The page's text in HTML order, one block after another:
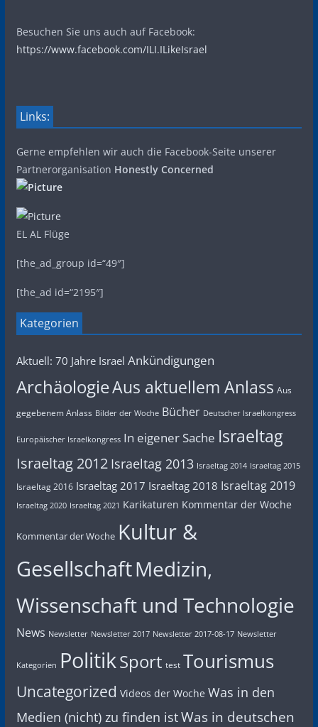
Besuchen Sie uns auch auf Facebook:
https://www.facebook.com/ILI.ILikeIsrael
Links:
Gerne empfehlen wir auch die Facebook-Seite unserer
Partnerorganisation Honestly Concerned
EL AL Flüge
[the_ad_group id=“49″]
[the_ad id=“2195″]
Kategorien
Aktuell: 70 Jahre Israel Ankündigungen
ArchäologieAus aktuellem Anlass Aus
gegebenem Anlass Bilder der Woche Bücher Deutscher Israelkongress
Europäischer Israelkongress In eigener Sache Israeltag
Israeltag 2012 Israeltag 2013 Israeltag 2014 Israeltag 2015
Israeltag 2016 Israeltag 2017 Israeltag 2018 Israeltag 2019
Israeltag 2020 Israeltag 2021 Karikaturen Kommentar der Woche
Kommentar der Woche Kultur &
GesellschaftMedizin,
Wissenschaft und Technologie
News Newsletter Newsletter 2017 Newsletter 2017-08-17 Newsletter
Kategorien PolitikSport test Tourismus
Uncategorized Videos der Woche Was in den
Medien (nicht) zu finden istWas in deutschen